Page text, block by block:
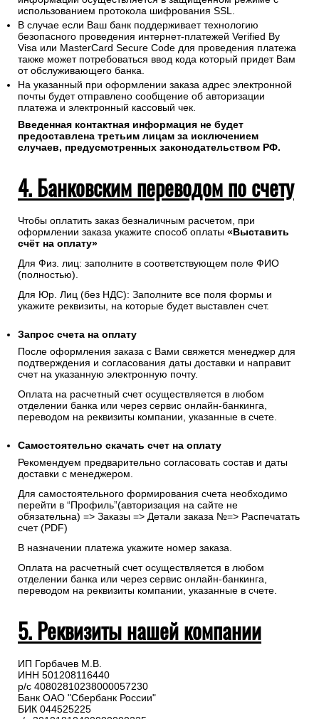
использованием протокола шифрования SSL.
В случае если Ваш банк поддерживает технологию
безопасного проведения интернет-платежей Verified By
Visa или MasterCard Secure Code для проведения платежа
также может потребоваться ввод кода который придет Вам
от обслуживающего банка.
На указанный при оформлении заказа адрес электронной
почты будет отправлено сообщение об авторизации
платежа и электронный кассовый чек.
Введенная контактная информация не будет
предоставлена третьим лицам за исключением
случаев, предусмотренных законодательством РФ.
4. Банковским переводом по счету
Чтобы оплатить заказ безналичным расчетом, при
оформлении заказа укажите способ оплаты «Выставить
счёт на оплату»
Для Физ. лиц: заполните в соответствующем поле ФИО
(полностью).
Для Юр. Лиц (без НДС): Заполните все поля формы и
укажите реквизиты, на которые будет выставлен счет.
Запрос счета на оплату
После оформления заказа с Вами свяжется менеджер для
подтверждения и согласования даты доставки и направит
счет на указанную электронную почту.
Оплата на расчетный счет осуществляется в любом
отделении банка или через сервис онлайн-банкинга,
переводом на реквизиты компании, указанные в счете.
Самостоятельно скачать счет на оплату
Рекомендуем предварительно согласовать состав и даты
доставки с менеджером.
Для самостоятельного формирования счета необходимо
перейти в “Профиль”(авторизация на сайте не
обязательна) => Заказы => Детали заказа №=> Распечатать
счет (PDF)
В назначении платежа укажите номер заказа.
Оплата на расчетный счет осуществляется в любом
отделении банка или через сервис онлайн-банкинга,
переводом на реквизиты компании, указанные в счете.
5. Реквизиты нашей компании
ИП Горбачев М.В.
ИНН 501208116440
р/с 40802810238000057230
Банк ОАО "Сбербанк России"
БИК 044525225